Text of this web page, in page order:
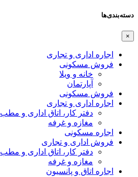
دسته‌بندی‌ها
×
اجاره اداری و تجاری
فروش مسکونی
خانه و ویلا
آپارتمان
فروش مسکونی
اجاره اداری و تجاری
دفتر کار، اتاق اداری و مطب
مغازه و غرفه
اجاره مسکونی
فروش اداری و تجاری
دفتر کار، اتاق اداری و مطب
مغازه و غرفه
اجاره اتاق و پانسیون